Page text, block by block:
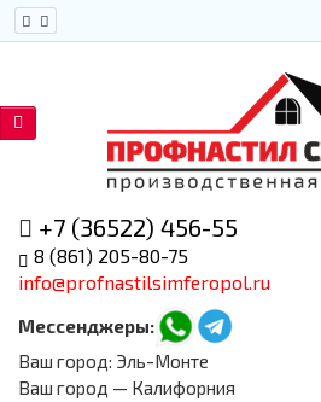
+7 (36522) 456-55
8 (861) 205-80-75
info@profnastilsimferopol.ru
Мессенджеры:
Ваш город: Эль-Монте
Ваш город — Калифорния